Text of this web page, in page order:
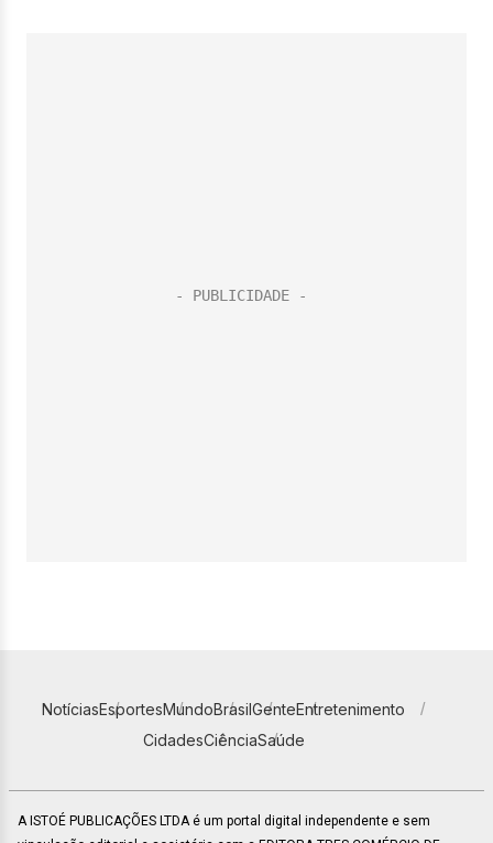
NotíciasEsportesMundoBrasilGenteEntretenimento
CidadesCiênciaSaúde
A ISTOÉ PUBLICAÇÕES LTDA é um portal digital independente e sem